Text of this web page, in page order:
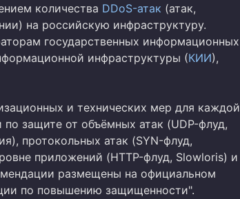
количества DDoS-атак (атак,
на российскую инфраструктуру.
государственных информационных
инфраструктуры (КИИ),
и технических мер для каждой
защите от объёмных атак (UDP-флуд,
протокольных атак (SYN-флуд,
приложений (HTTP-флуд, Slowloris) и
размещены на официальном
по повышению защищенности".